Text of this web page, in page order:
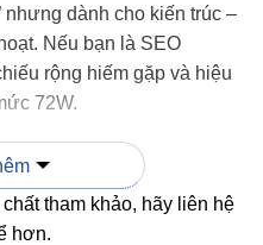
nhưng dành cho kiến trúc –
Nếu bạn là SEO
rộng hiếm gặp và hiệu
72W.
ánh sáng –
tham khảo, hãy liên hệ
hơn.